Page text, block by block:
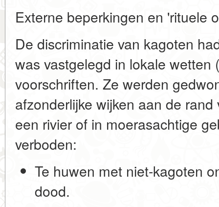
Externe beperkingen en 'rituele
De discriminatie van kagoten
was vastgelegd in lokale wetten (
voorschriften. Ze werden
afzonderlijke wijken aan de
een rivier of in moerasachtige
verboden:
Te huwen met niet-kagoten
dood.